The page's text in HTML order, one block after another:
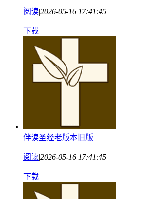
阅读|2026-05-16 17:41:45
下载
伴读圣经老版本旧版
阅读|2026-05-16 17:41:45
下载